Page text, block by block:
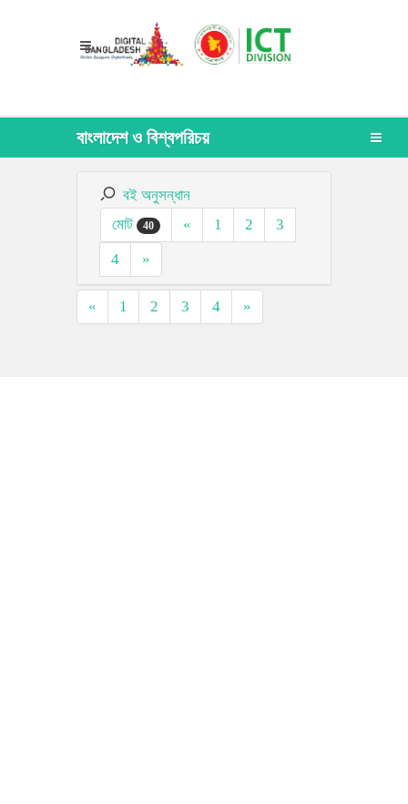
বাংলাদেশ ও বিশ্বপরিচয়
বই অনুসন্ধান
মোট
40 « 1 2
3
4
»
« 1 2 3 4 »